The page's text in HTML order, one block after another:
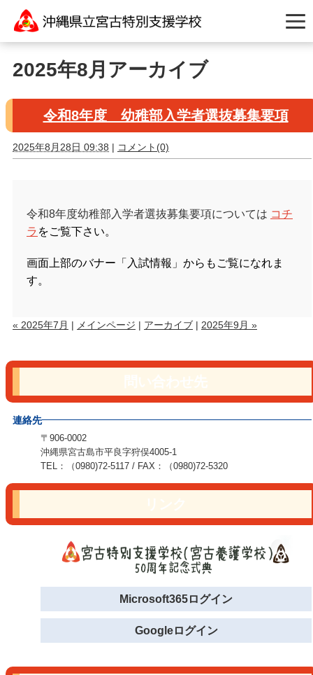
2025年8月アーカイブ
令和8年度 幼稚部入学者選抜募集要項
2025年8月28日 09:38 | コメント(0)
令和8年度幼稚部入学者選抜募集要項については コチ
ラ をご覧下さい。
画面上部のバナー「入試情報」からもご覧になれま
す。
« 2025年7月 | メインページ | アーカイブ | 2025年9月 »
連絡先
〒906-0002
沖縄県宮古島市平良字狩俣4005-1
TEL：（0980)72-5117 / FAX：（0980)72-5320
Microsoft365ログイン
Googleログイン